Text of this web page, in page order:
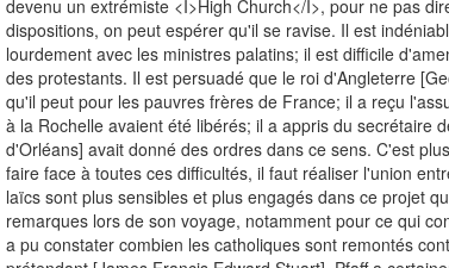
devenu un extrémiste <I>High Church</I>, pour ne pas
dispositions, on peut espérer qu'il se ravise. Il est
lourdement avec les ministres palatins; il est difficile
des protestants. Il est persuadé que le roi d'Angleterre
qu'il peut pour les pauvres frères de France; il a reçu
à la Rochelle avaient été libérés; il a appris du secrétaire
d'Orléans] avait donné des ordres dans ce sens. C'est
faire face à toutes ces difficultés, il faut réaliser l'union
laïcs sont plus sensibles et plus engagés dans ce projet
remarques lors de son voyage, notamment pour ce qui
a pu constater combien les catholiques sont remontés